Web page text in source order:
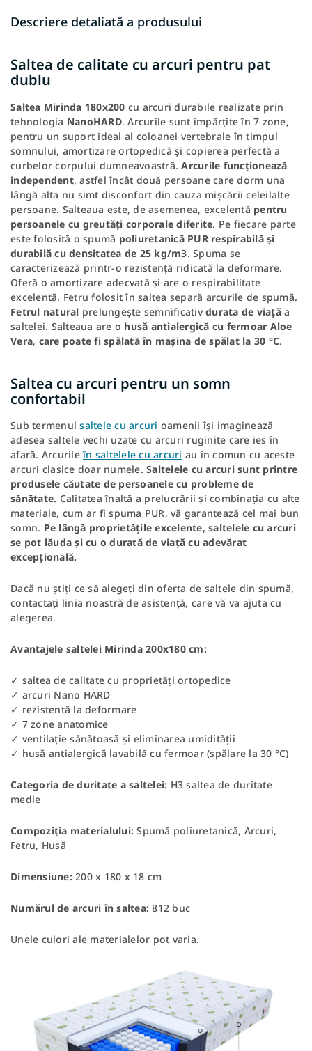
Descriere detaliată a produsului
Saltea de calitate cu arcuri pentru pat
dublu
Saltea Mirinda 180x200 cu arcuri durabile realizate prin
tehnologia NanoHARD. Arcurile sunt împărțite în 7 zone,
pentru un suport ideal al coloanei vertebrale în timpul
somnului, amortizare ortopedică și copierea perfectă a
curbelor corpului dumneavoastră.Arcurile funcționează
independent, astfel încât două persoane care dorm una
lângă alta nu simt disconfort din cauza mișcării celeilalte
persoane. Salteaua este, de asemenea, excelentă pentru
persoanele cu greutăți corporale diferite. Pe fiecare parte
este folosită o spumă poliuretanică PUR respirabilă și
durabilă cu densitatea de 25 kg/m3. Spuma se
caracterizează printr-o rezistență ridicată la deformare.
Oferă o amortizare adecvată și are o respirabilitate
excelentă. Fetru folosit în saltea separă arcurile de spumă.
Fetrul natural prelungește semnificativdurata de viațăa
saltelei. Salteaua are o husă antialergică cu fermoar Aloe
Vera, care poate fi spălată în mașina de spălat la 30 °C.
Saltea cu arcuri pentru un somn
confortabil
Sub termenulsaltele cu arcuri oamenii își imaginează
adesea saltele vechi uzate cu arcuri ruginite care ies în
afară. Arcurileîn saltelele cu arcuri au în comun cu aceste
arcuri clasice doar numele. Saltelele cu arcuri sunt printre
produsele căutate de persoanele cu probleme de
sănătate. Calitatea înaltă a prelucrării și combinația cu alte
materiale, cum ar fi spuma PUR, vă garantează cel mai bun
somn. Pe lângă proprietățile excelente, saltelele cu arcuri
se pot lăuda și cu o durată de viață cu adevărat
excepțională.
Dacă nu știți ce să alegeți din oferta de saltele din spumă,
contactați linia noastră de asistență, care vă va ajuta cu
alegerea.
Avantajele saltelei Mirinda 200x180 cm:
✓ saltea de calitate cu proprietăți ortopedice
✓ arcuri Nano HARD
✓ rezistentă la deformare
✓ 7 zone anatomice
✓ ventilație sănătoasă și eliminarea umidității
✓ husă antialergică lavabilă cu fermoar (spălare la 30 °C)
Categoria de duritate a saltelei: H3 saltea de duritate
medie
Compoziția materialului: Spumă poliuretanică, Arcuri,
Fetru, Husă
Dimensiune: 200 x 180 x 18 cm
Numărul de arcuri în saltea: 812 buc
Unele culori ale materialelor pot varia.